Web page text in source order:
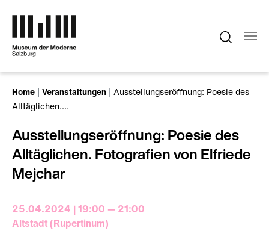
Home Veranstaltungen Ausstellungseröffnung: Poesie des
Alltäglichen.…
Ausstellungseröffnung: Poesie des
Alltäglichen. Fotografien von Elfriede
Mejchar
25.04.2024 | 19:00 — 21:00
Altstadt (Rupertinum)